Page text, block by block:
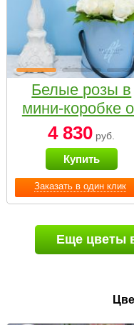
Заказать в один клик
Белые розы в
мини-коробке
Bella Fiori
4 830 руб.
Купить
Еще цветы